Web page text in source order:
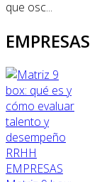
que osc...
EMPRESAS
RRHH
EMPRESAS